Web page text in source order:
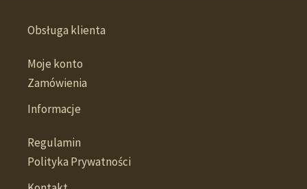
Obsługa klienta
Moje konto
Zamówienia
Informacje
Regulamin
Polityka Prywatności